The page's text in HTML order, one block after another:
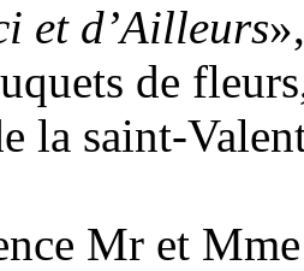
et d’Ailleurs
de
la saint-
Mr et